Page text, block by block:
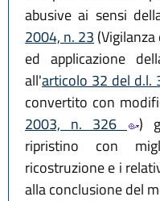
abusive ai sensi
2004, n. 23
ed applicazione
all'articolo 32 del d.l.
convertito con
2003, n. 326
)
ripristino con
ricostruzione e i
alla conclusione del